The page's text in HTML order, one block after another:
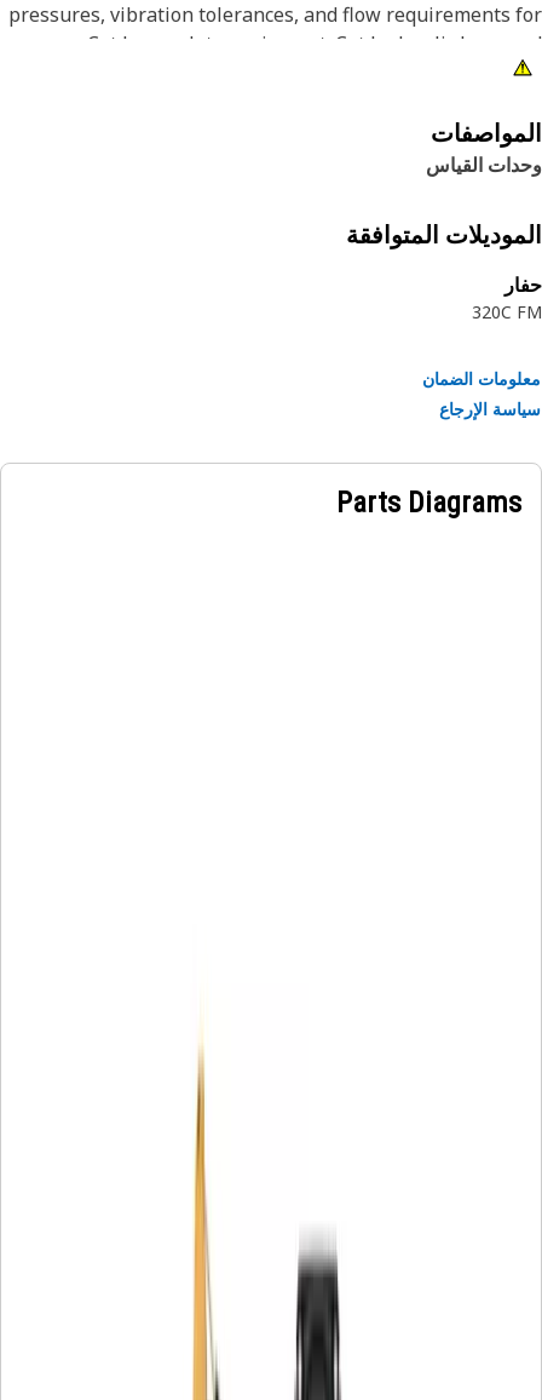
pressures, vibration tolerances, and flow requirements
Cat heavy-duty equipment. Cat hydraulic hose
couplings are subjected to the most rigorous
combination is tested as a system to ensure a
that yields maximum safety and القياس
المتوافقة
320C
الضمان
الإرجاع
Parts Diagrams